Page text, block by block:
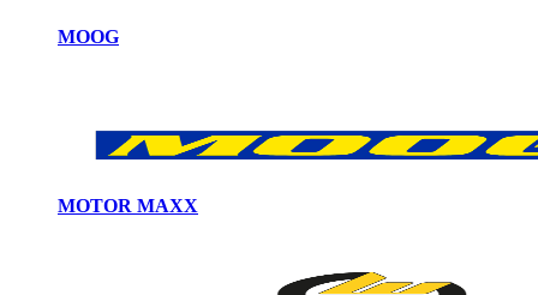
MOOG
MOTOR MAXX